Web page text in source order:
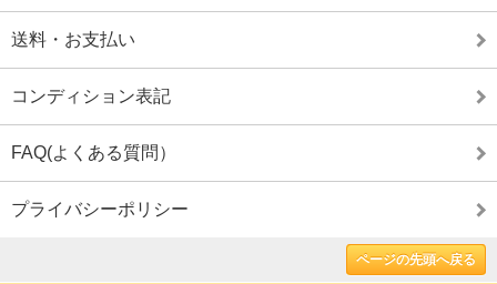
送料・お支払い
コンディション表記
FAQ(よくある質問）
プライバシーポリシー
ページの先頭へ戻る